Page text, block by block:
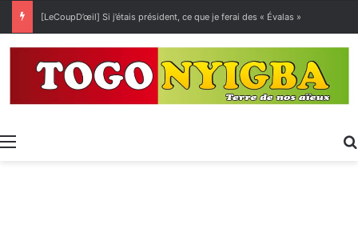
[LeCoupD’œil] Si j’étais président, ce que je ferai des « Évalas »
Menu